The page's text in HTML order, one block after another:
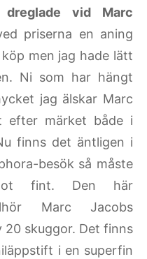
vid Marc
priserna en aning
men jag hade lätt
Ni som har hängt
jag älskar Marc
efter märket både i
finns det äntligen i
besök så måste
fint. Den här
Marc Jacobs
20 skuggor. Det finns
i en superfin